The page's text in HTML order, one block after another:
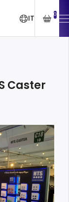
IT 0
Caster